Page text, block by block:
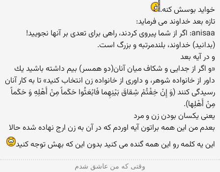
خواید بوسش کنه.
تازه بعد خداوند می فرماید:
anisaa: اگر از شما پيروى كردند، راهى براى تعدى بر آنها نجوييد!
(بدانيد) خداوند، بلندمرتبه و بزرگ است.
و در آیه بعد
«و اگر از جدايى و شكاف ميان آنان(دو همسر) بيم داشته باشيد يك
داور از خانواده شوهر، و داورى از خانواده زن انتخاب كنيد» تا به كار آنان
رسيدگى كنند (وَ إِنْ خِفْتُمْ شِقاقَ بَيْنِهِما فَابْعَثُوا حَكَماً مِنْ أَهْلِهِ وَ حَكَماً
مِنْ أَهْلِها).
یعنی یکسان بودن زن و مرد
بعدم من این همه براتون آیه اوردم که در آن به زن ارج نهاده شده حالا
این یه کلمه رو این همه گنده می کنید بدون این که بهش توجه کنید
وقتی که من عاشق شدم